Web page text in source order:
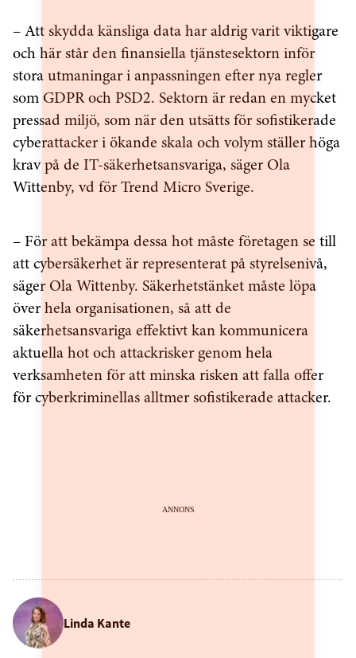
– Att skydda känsliga data har aldrig varit viktigare
och här står den finansiella tjänstesektorn inför
stora utmaningar i anpassningen efter nya regler
som GDPR och PSD2. Sektorn är redan en mycket
pressad miljö, som när den utsätts för sofistikerade
cyberattacker i ökande skala och volym ställer höga
krav på de IT-säkerhetsansvariga, säger Ola
Wittenby, vd för Trend Micro Sverige.
– För att bekämpa dessa hot måste företagen se till
att cybersäkerhet är representerat på styrelsenivå,
säger Ola Wittenby. Säkerhetstänket måste löpa
över hela organisationen, så att de
säkerhetsansvariga effektivt kan kommunicera
aktuella hot och attackrisker genom hela
verksamheten för att minska risken att falla offer
för cyberkriminellas alltmer sofistikerade attacker.
ANNONS
Linda Kante